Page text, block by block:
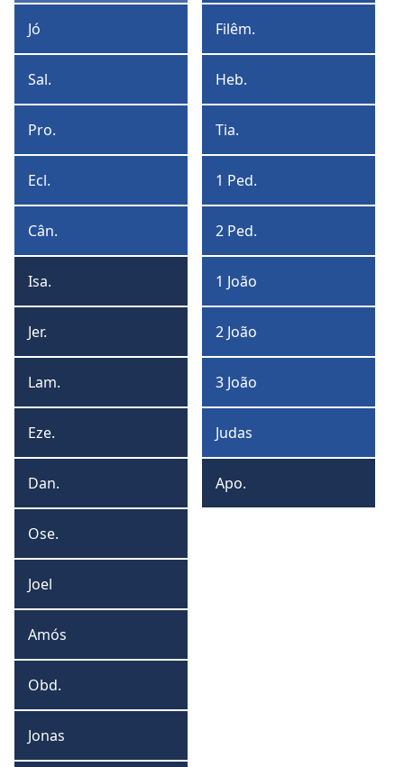
Jó
Jó
Salmos
Sal.
Provérbios
Pro.
Eclesiastes
Ecl.
Cântico
de
Salomão
Cân.
Isaías
Isa.
Jeremias
Jer.
Lamentações
Lam.
Ezequiel
Eze.
Daniel
Dan.
Oseias
Ose.
Joel
Joel
Amós
Amós
Obadias
Obd.
Jonas
Jonas
Filêmon
Filêm.
Hebreus
Heb.
Tiago
Tia.
1
Pedro
1 Ped.
2
Pedro
2 Ped.
1
João
1 João
2
João
2 João
3
João
3 João
Judas
Judas
Apocalipse
Apo.